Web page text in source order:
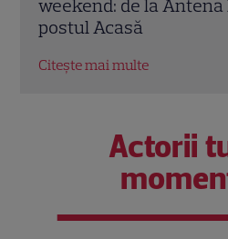
1 și AntenaPLAY
Actorii